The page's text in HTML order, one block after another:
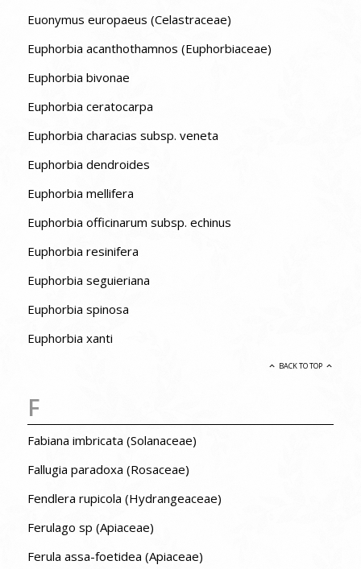
Euonymus europaeus (Celastraceae)
Euphorbia acanthothamnos (Euphorbiaceae)
Euphorbia bivonae
Euphorbia ceratocarpa
Euphorbia characias subsp. veneta
Euphorbia dendroides
Euphorbia mellifera
Euphorbia officinarum subsp. echinus
Euphorbia resinifera
Euphorbia seguieriana
Euphorbia spinosa
Euphorbia xanti
BACK TO TOP
F
Fabiana imbricata (Solanaceae)
Fallugia paradoxa (Rosaceae)
Fendlera rupicola (Hydrangeaceae)
Ferulago sp (Apiaceae)
Ferula assa-foetidea (Apiaceae)